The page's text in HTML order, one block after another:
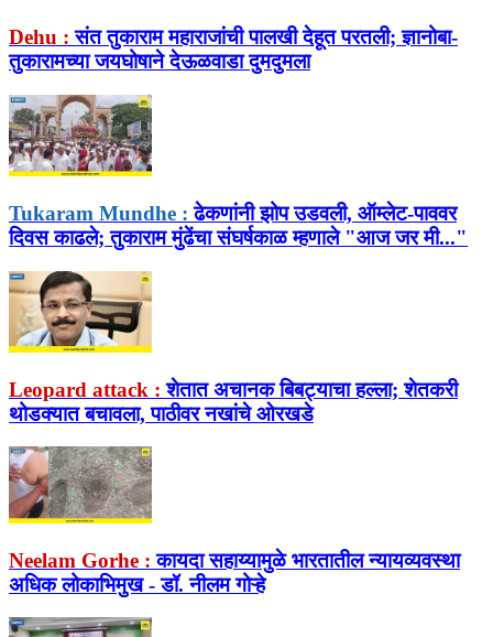
Dehu : संत तुकाराम महाराजांची पालखी देहूत परतली; ज्ञानोबा-
तुकारामच्या जयघोषाने देऊळवाडा दुमदुमला
Tukaram Mundhe : ढेकणांनी झोप उडवली, ऑम्लेट-पाववर
दिवस काढले; तुकाराम मुंढेंचा संघर्षकाळ म्हणाले "आज जर मी..."
Leopard attack : शेतात अचानक बिबट्याचा हल्ला; शेतकरी
थोडक्यात बचावला, पाठीवर नखांचे ओरखडे
Neelam Gorhe : कायदा सहाय्यामुळे भारतातील न्यायव्यवस्था
अधिक लोकाभिमुख - डॉ. नीलम गोऱ्हे